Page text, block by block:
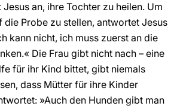
an, ihre Tochter zu heilen. Um
die Probe zu stellen, antwortet Jesus
kann nicht, ich muss zuerst an die
Die Frau gibt nicht nach – eine
für ihr Kind bittet, gibt niemals
dass Mütter für ihre Kinder
»Auch den Hunden gibt man